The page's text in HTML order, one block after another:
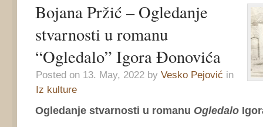
Bojana Pržić – Ogledanje
stvarnosti u romanu
“Ogledalo” Igora Đonovića
Posted on 13. May, 2022 by Vesko Pejović in
Iz kulture
Ogledanje stvarnosti u romanu Ogledalo